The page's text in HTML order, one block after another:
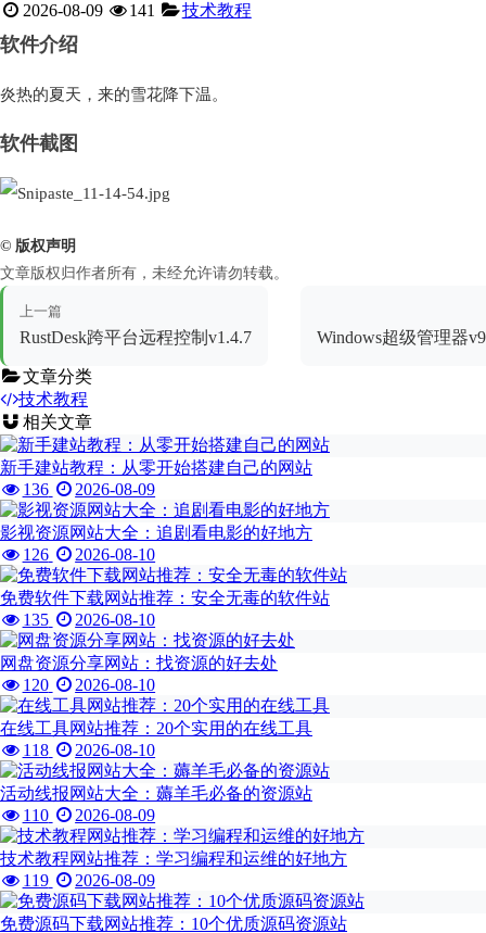
2026-08-09
141 技术教程
软件介绍
炎热的夏天，来的雪花降下温。
软件截图
© 版权声明
文章版权归作者所有，未经允许请勿转载。
上一篇
RustDesk跨平台远程控制v1.4.7 Windows超级管理器
文章分类
技术教程
相关文章
新手建站教程：从零开始搭建自己的网站
136
2026-08-09
影视资源网站大全：追剧看电影的好地方
126
2026-08-10
免费软件下载网站推荐：安全无毒的软件站
135
2026-08-10
网盘资源分享网站：找资源的好去处
120
2026-08-10
在线工具网站推荐：20个实用的在线工具
118
2026-08-10
活动线报网站大全：薅羊毛必备的资源站
110
2026-08-09
技术教程网站推荐：学习编程和运维的好地方
119
2026-08-09
免费源码下载网站推荐：10个优质源码资源站